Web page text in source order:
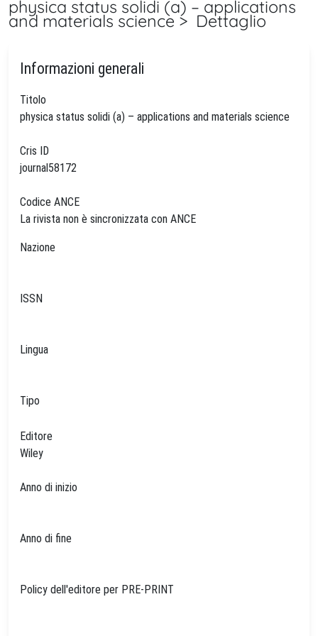
physica status solidi (a) – applications
and materials science > Dettaglio
Informazioni generali
Titolo
Cris ID
Codice ANCE
La rivista non è sincronizzata con ANCE
Nazione
ISSN
Lingua
Tipo
Editore
Anno di inizio
Anno di fine
Policy dell'editore per PRE-PRINT